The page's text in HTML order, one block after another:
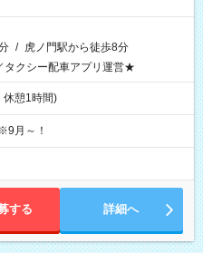
/ 虎ノ門駅から徒歩8分
タクシー配車アプリ運営★
憩1時間)
月～！
する 詳細へ